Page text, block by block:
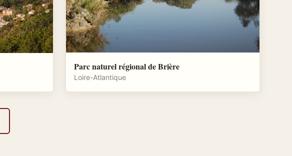
Parc naturel régional de Brière
Loire-Atlantique